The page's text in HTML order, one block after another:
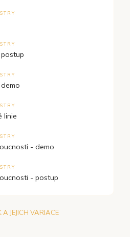
linie
- demo
- postup
A JEJICH VARIACE